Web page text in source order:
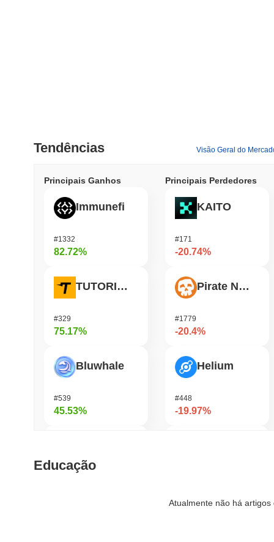
Tendências Visão Geral do
Principais Ganhos
Immunefi
#1332
82.72%
TUTORIAL
#329
75.17%
Bluwhale
#539
45.53%
Principais Perdedores
KAITO
#171
-20.74%
Pirate Nation Token
#1779
-20.4%
Helium
#448
-19.97%
Educação
Atualmente não há